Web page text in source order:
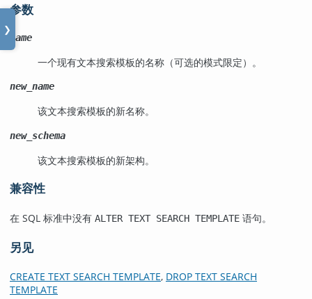
❯
参数
name
一个现有文本搜索模板的名称（可选的模式限定）。
new_name
该文本搜索模板的新名称。
new_schema
该文本搜索模板的新架构。
兼容性
在 SQL 标准中没有 ALTER TEXT SEARCH TEMPLATE 语句。
另见
CREATE TEXT SEARCH TEMPLATE, DROP TEXT SEARCH
TEMPLATE